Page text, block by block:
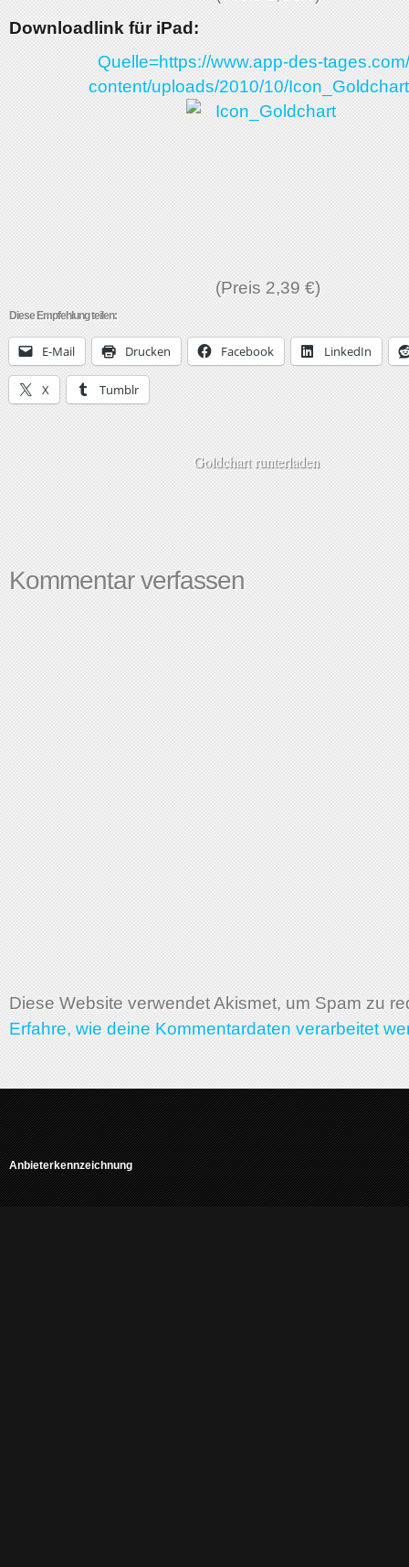
Downloadlink für iPad:
Quelle=https://www.app-des-
content/uploads/2010/10/
(Preis 2,39 €)
Diese Empfehlung teilen:
E-Mail Drucken Facebook LinkedIn
X Tumblr
Goldchart runterladen
Kommentar verfassen
Diese Website verwendet Akismet, um Spam zu
Erfahre, wie deine Kommentardaten verarbeitet
Anbieterkennzeichnung